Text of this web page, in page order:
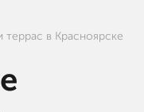
в Красноярске